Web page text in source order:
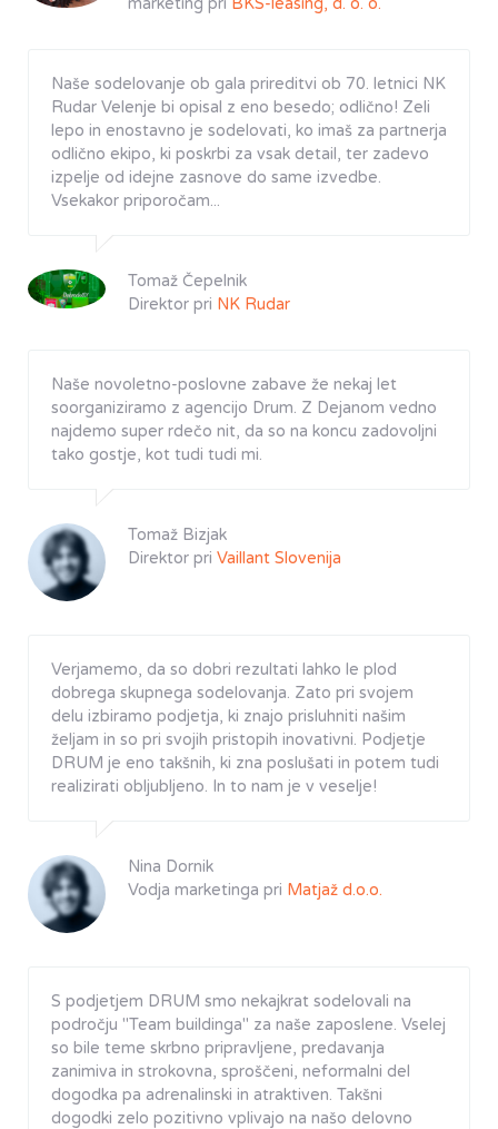
Naše sodelovanje ob gala prireditvi ob 70. letnici NK
Rudar Velenje bi opisal z eno besedo; odlično! Zeli
lepo in enostavno je sodelovati, ko imaš za partnerja
odlično ekipo, ki poskrbi za vsak detail, ter zadevo
izpelje od idejne zasnove do same izvedbe.
Vsekakor priporočam...
Tomaž Čepelnik
Direktor pri NK Rudar
Naše novoletno-poslovne zabave že nekaj let
soorganiziramo z agencijo Drum. Z Dejanom vedno
najdemo super rdečo nit, da so na koncu zadovoljni
tako gostje, kot tudi tudi mi.
Tomaž Bizjak
Direktor pri Vaillant Slovenija
Verjamemo, da so dobri rezultati lahko le plod
dobrega skupnega sodelovanja. Zato pri svojem
delu izbiramo podjetja, ki znajo prisluhniti našim
željam in so pri svojih pristopih inovativni. Podjetje
DRUM je eno takšnih, ki zna poslušati in potem tudi
realizirati obljubljeno. In to nam je v veselje!
Nina Dornik
Vodja marketinga pri Matjaž d.o.o.
S podjetjem DRUM smo nekajkrat sodelovali na
področju "Team buildinga" za naše zaposlene. Vselej
so bile teme skrbno pripravljene, predavanja
zanimiva in strokovna, sproščeni, neformalni del
dogodka pa adrenalinski in atraktiven. Takšni
dogodki zelo pozitivno vplivajo na našo delovno